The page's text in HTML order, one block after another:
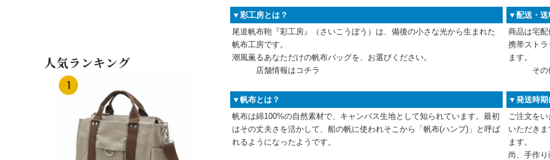
▼彩工房とは？
尾道帆布鞄『彩工房』（さいこうぼう）は、備後の小さな光から生まれた
帆布工房です。
潮風薫るあなただけの帆布バッグを、お選びください。
店舗情報は コチラ
▼帆布とは？
帆布は綿100%の自然素材で、キャンバス生地として知られています。最初
はその丈夫さを活かして、船の帆に使われそこから「帆布(ハンプ)」と呼ば
れるようになったようです。
▼配送・送
商品は宅配
携帯スト
ます。
そ
▼発送時期
ご注文を
いただき
ます。
尚、手作
人気ランキング